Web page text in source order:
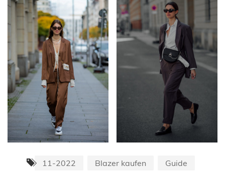
11-2022 Blazer kaufen
Guide